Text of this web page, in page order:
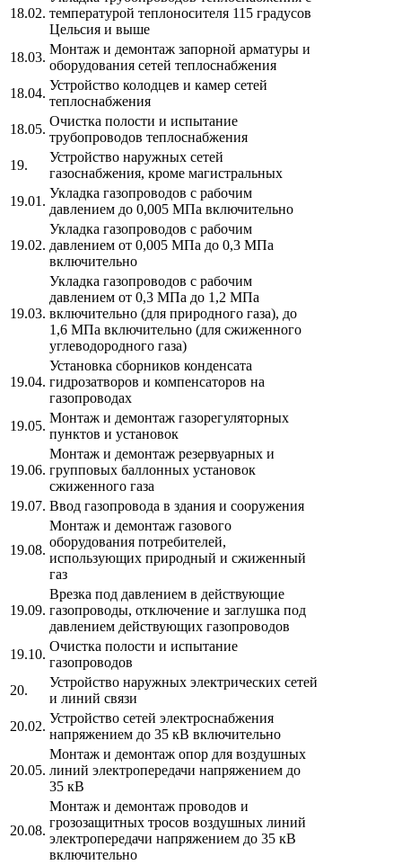
18.02. температурой теплоносителя 115 градусов
Цельсия и выше
18.03.
Монтаж и демонтаж запорной арматуры и
оборудования сетей теплоснабжения
18.04.
Устройство колодцев и камер сетей
теплоснабжения
18.05.
Очистка полости и испытание
трубопроводов теплоснабжения
19.
Устройство наружных сетей
газоснабжения, кроме магистральных
19.01.
Укладка газопроводов с рабочим
давлением до 0,005 МПа включительно
19.02.
Укладка газопроводов с рабочим
давлением от 0,005 МПа до 0,3 МПа
включительно
19.03.
Укладка газопроводов с рабочим
давлением от 0,3 МПа до 1,2 МПа
включительно (для природного газа), до
1,6 МПа включительно (для сжиженного
углеводородного газа)
19.04.
Установка сборников конденсата
гидрозатворов и компенсаторов на
газопроводах
19.05.
Монтаж и демонтаж газорегуляторных
пунктов и установок
19.06.
Монтаж и демонтаж резервуарных и
групповых баллонных установок
сжиженного газа
19.07. Ввод газопровода в здания и сооружения
19.08.
Монтаж и демонтаж газового
оборудования потребителей,
использующих природный и сжиженный
газ
19.09.
Врезка под давлением в действующие
газопроводы, отключение и заглушка под
давлением действующих газопроводов
19.10.
Очистка полости и испытание
газопроводов
20.
Устройство наружных электрических сетей
и линий связи
20.02.
Устройство сетей электроснабжения
напряжением до 35 кВ включительно
20.05.
Монтаж и демонтаж опор для воздушных
линий электропередачи напряжением до
35 кВ
20.08.
Монтаж и демонтаж проводов и
грозозащитных тросов воздушных линий
электропередачи напряжением до 35 кВ
включительно